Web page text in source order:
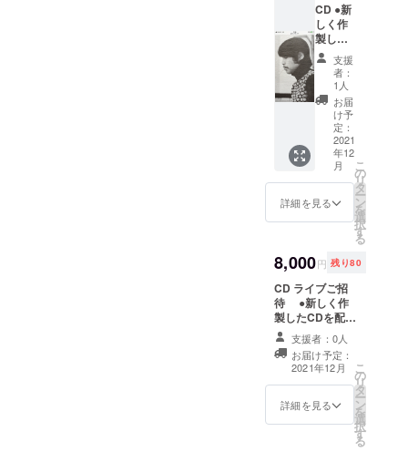
CD ●新
しく作
製した
CDを配
布させ
て頂き
ます。
プロ
ジェク
トが完
成して
レコー
ディン
グが完
了しま
したら
行いま
す。
支援
者：
1人
お届
け予
定：
2021
年12
月
詳細を見る
こ
の
リ
タ
ー
ン
を
選
択
す
る
8,000円 残り80
CD ライブご招
待 ●新しく作
製したCDを配布
させて頂きま
す。 プロジェク
トが完成してレ
コーディングが
完了しましたら
直ちに行いま
支援者：0人
お届け予定：
2021年12月
詳細を見る
こ
の
リ
タ
ー
ン
を
選
択
す
る